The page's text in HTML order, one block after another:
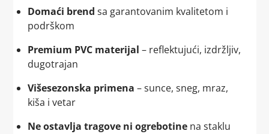
Domaći brend sa garantovanim kvalitetom i
podrškom
Premium PVC materijal – reflektujući, izdržljiv,
dugotrajan
Višesezonska primena – sunce, sneg, mraz,
kiša i vetar
Ne ostavlja tragove ni ogrebotinena staklu